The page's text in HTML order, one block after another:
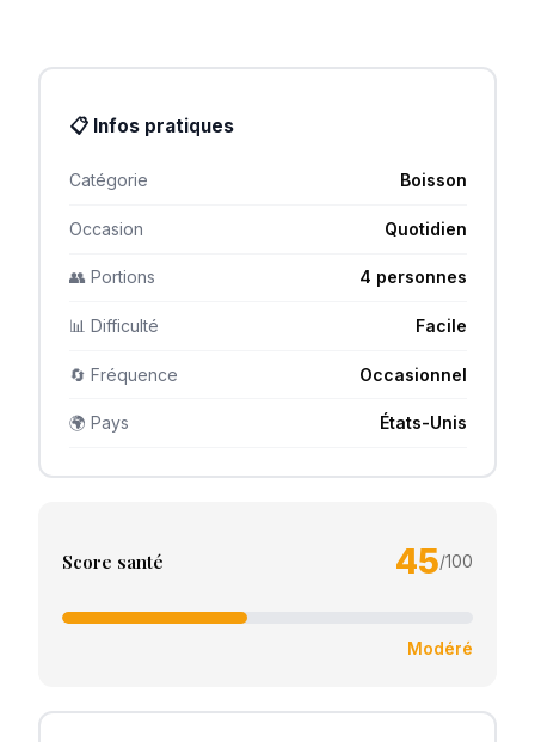
📋 Infos pratiques
Catégorie Boisson
Occasion Quotidien
👥 Portions 4 personnes
📊 Difficulté Facile
🔄 Fréquence Occasionnel
🌍 Pays États-Unis
Score santé 45/100
Modéré